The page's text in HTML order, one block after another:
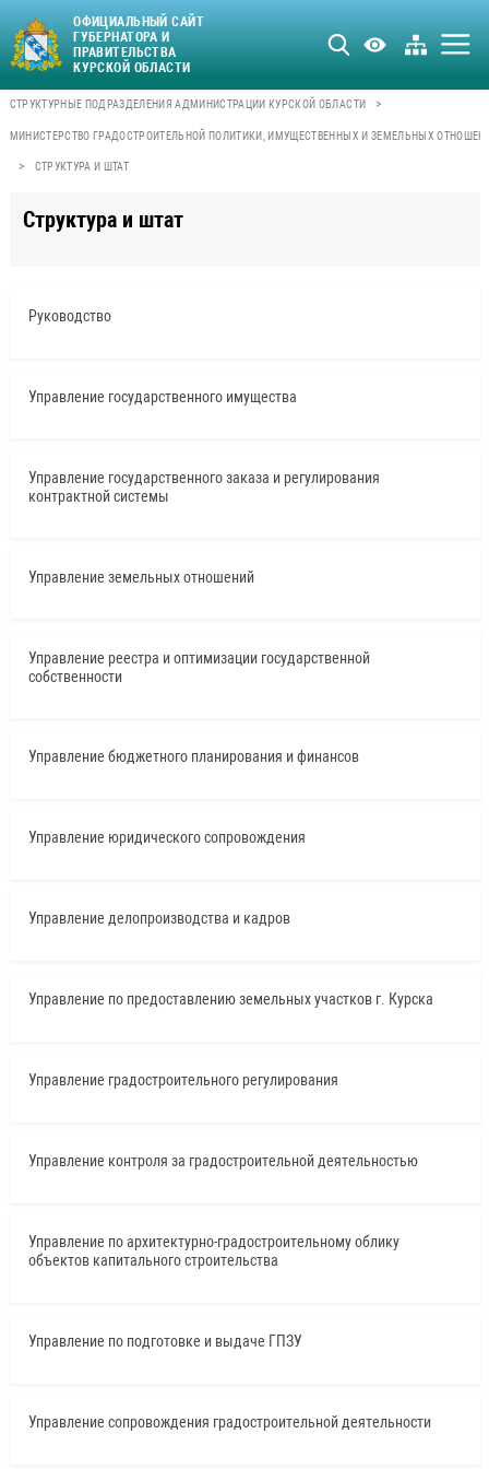
ОФИЦИАЛЬНЫЙ САЙТ
ГУБЕРНАТОРА И
ПРАВИТЕЛЬСТВА
КУРСКОЙ ОБЛАСТИ
СТРУКТУРНЫЕ ПОДРАЗДЕЛЕНИЯ АДМИНИСТРАЦИИ КУРСКОЙ ОБЛАСТИ >
МИНИСТЕРСТВО ГРАДОСТРОИТЕЛЬНОЙ ПОЛИТИКИ, ИМУЩЕСТВЕННЫХ И ЗЕМЕЛЬНЫХ
> СТРУКТУРА И ШТАТ
Структура и штат
Руководство
Управление государственного имущества
Управление государственного заказа и регулирования
контрактной системы
Управление земельных отношений
Управление реестра и оптимизации государственной
собственности
Управление бюджетного планирования и финансов
Управление юридического сопровождения
Управление делопроизводства и кадров
Управление по предоставлению земельных участков г. Курска
Управление градостроительного регулирования
Управление контроля за градостроительной деятельностью
Управление по архитектурно-градостроительному облику
объектов капитального строительства
Управление по подготовке и выдаче ГПЗУ
Управление сопровождения градостроительной деятельности